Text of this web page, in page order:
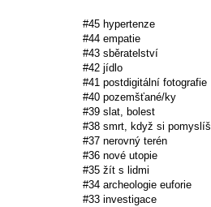
#45 hypertenze
#44 empatie
#43 sběratelství
#42 jídlo
#41 postdigitální fotografie
#40 pozemšťané/ky
#39 slat, bolest
#38 smrt, když si pomyslíš
#37 nerovný terén
#36 nové utopie
#35 žít s lidmi
#34 archeologie euforie
#33 investigace